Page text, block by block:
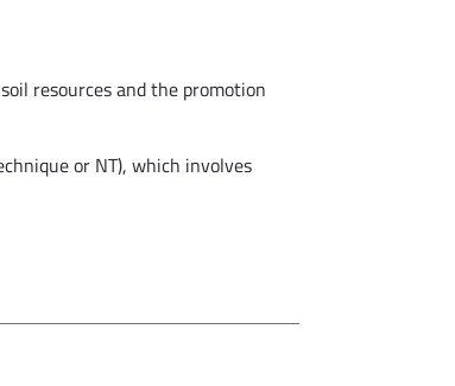
resources and the promotion
or NT), which involves